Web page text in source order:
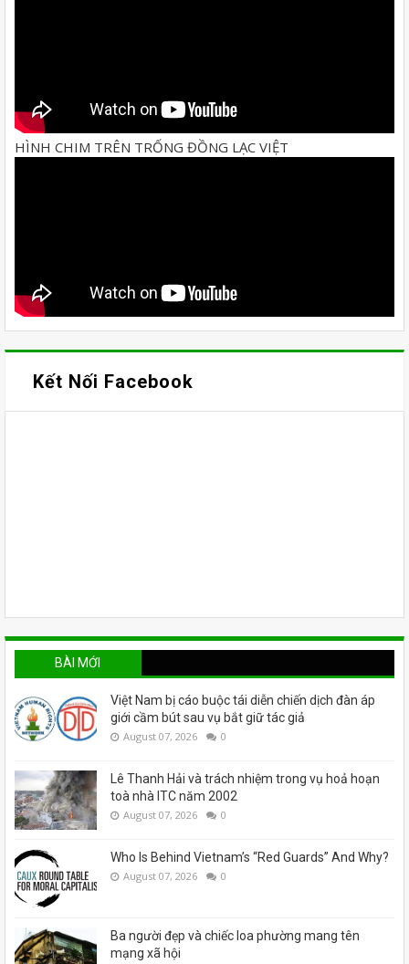
HÌNH CHIM TRÊN TRỐNG ĐỒNG LẠC VIỆT
Kết Nối Facebook
BÀI MỚI
Việt Nam bị cáo buộc tái diễn chiến dịch đàn áp
giới cầm bút sau vụ bắt giữ tác giả
August 07, 2026 0
Lê Thanh Hải và trách nhiệm trong vụ hoả hoạn
toà nhà ITC năm 2002
August 07, 2026 0
Who Is Behind Vietnam’s “Red Guards” And Why?
August 07, 2026 0
Ba người đẹp và chiếc loa phường mang tên
mạng xã hội